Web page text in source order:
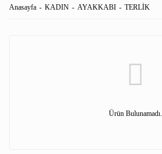
Anasayfa KADIN AYAKKABI TERLİK
Ürün Bulunamadı.